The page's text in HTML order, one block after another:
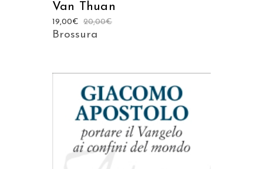
Van Thuan
20,00€
19,00€
Brossura